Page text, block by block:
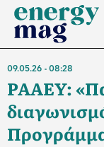
09.05.26 08:28
ΡΑΑΕΥ: